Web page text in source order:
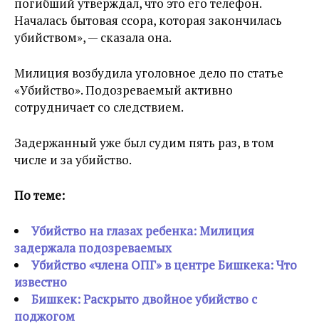
Началась бытовая ссора, которая закончилась
убийством», — сказала она.
Милиция возбудила уголовное дело по статье
«Убийство». Подозреваемый активно
сотрудничает со следствием.
Задержанный уже был судим пять раз, в том
числе и за убийство.
По теме:
Убийство на глазах ребенка: Милиция
задержала подозреваемых
Убийство «члена ОПГ» в центре Бишкека: Что
известно
Бишкек: Раскрыто двойное убийство с
поджогом